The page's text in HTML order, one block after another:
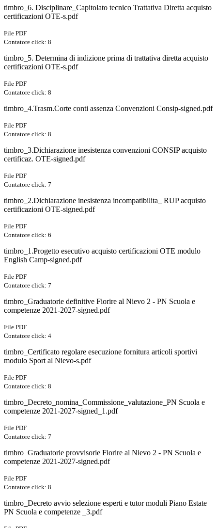
timbro_6. Disciplinare_Capitolato tecnico Trattativa Diretta acquisto
certificazioni OTE-s.pdf
File PDF
Contatore click: 8
timbro_5. Determina di indizione prima di trattativa diretta acquisto
certificazioni OTE-s.pdf
File PDF
Contatore click: 8
timbro_4.Trasm.Corte conti assenza Convenzioni Consip-signed.pdf
File PDF
Contatore click: 8
timbro_3.Dichiarazione inesistenza convenzioni CONSIP acquisto
certificaz. OTE-signed.pdf
File PDF
Contatore click: 7
timbro_2.Dichiarazione inesistenza incompatibilita_ RUP acquisto
certificazioni OTE-signed.pdf
File PDF
Contatore click: 6
timbro_1.Progetto esecutivo acquisto certificazioni OTE modulo
English Camp-signed.pdf
File PDF
Contatore click: 7
timbro_Graduatorie definitive Fiorire al Nievo 2 - PN Scuola e
competenze 2021-2027-signed.pdf
File PDF
Contatore click: 4
timbro_Certificato regolare esecuzione fornitura articoli sportivi
modulo Sport al Nievo-s.pdf
File PDF
Contatore click: 8
timbro_Decreto_nomina_Commissione_valutazione_PN Scuola e
competenze 2021-2027-signed_1.pdf
File PDF
Contatore click: 7
timbro_Graduatorie provvisorie Fiorire al Nievo 2 - PN Scuola e
competenze 2021-2027-signed.pdf
File PDF
Contatore click: 8
timbro_Decreto avvio selezione esperti e tutor moduli Piano Estate
PN Scuola e competenze _3.pdf